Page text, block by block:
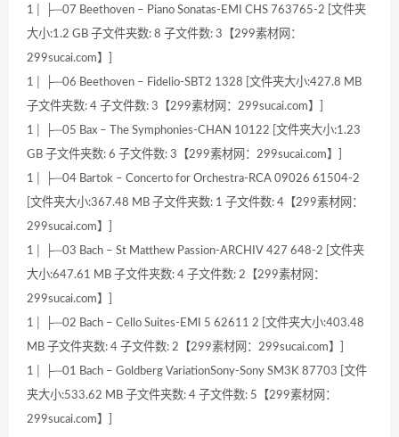
1│ ├─07 Beethoven – Piano Sonatas-EMI CHS 763765-2 [文件夹
大小:1.2 GB 子文件夹数: 8 子文件数: 3【299素材网：
299sucai.com】]
1│ ├─06 Beethoven – Fidelio-SBT2 1328 [文件夹大小:427.8 MB
子文件夹数: 4 子文件数: 3【299素材网：299sucai.com】]
1│ ├─05 Bax – The Symphonies-CHAN 10122 [文件夹大小:1.23
GB 子文件夹数: 6 子文件数: 3【299素材网：299sucai.com】]
1│ ├─04 Bartok – Concerto for Orchestra-RCA 09026 61504-2
[文件夹大小:367.48 MB 子文件夹数: 1 子文件数: 4【299素材网：
299sucai.com】]
1│ ├─03 Bach – St Matthew Passion-ARCHIV 427 648-2 [文件夹
大小:647.61 MB 子文件夹数: 4 子文件数: 2【299素材网：
299sucai.com】]
1│ ├─02 Bach – Cello Suites-EMI 5 62611 2 [文件夹大小:403.48
MB 子文件夹数: 4 子文件数: 2【299素材网：299sucai.com】]
1│ ├─01 Bach – Goldberg VariationSony-Sony SM3K 87703 [文件
夹大小:533.62 MB 子文件夹数: 4 子文件数: 5【299素材网：
299sucai.com】]